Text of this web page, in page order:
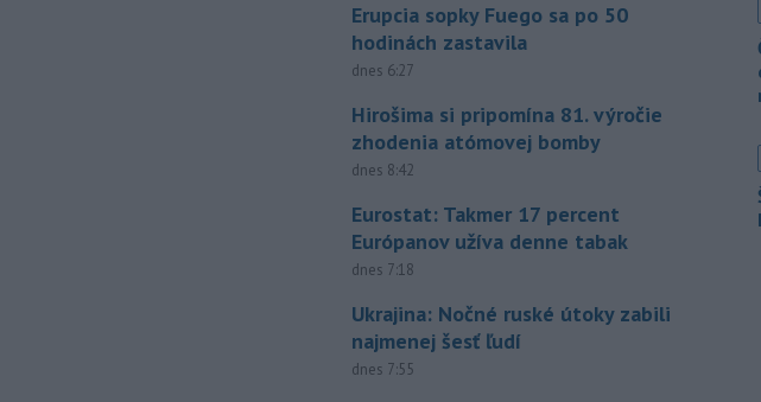
Erupcia sopky Fuego sa po 50
hodinách zastavila
dnes 6:27
Hirošima si pripomína 81. výročie
zhodenia atómovej bomby
dnes 8:42
Eurostat: Takmer 17 percent
Európanov užíva denne tabak
dnes 7:18
Ukrajina: Nočné ruské útoky zabili
najmenej šesť ľudí
dnes 7:55